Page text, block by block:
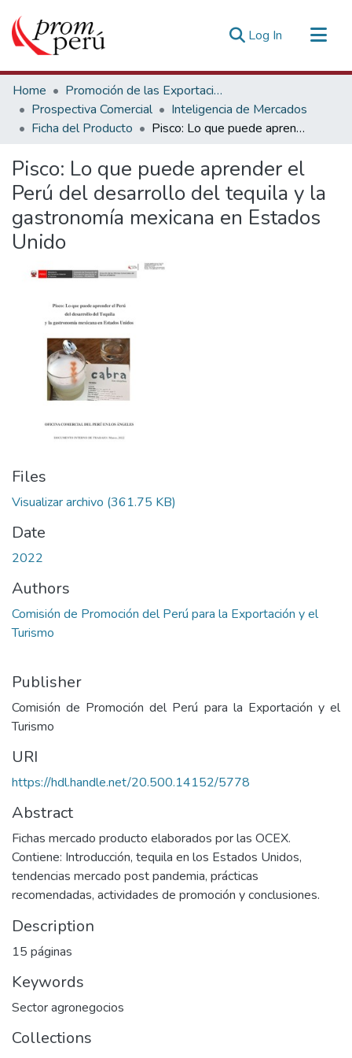
Log In (current)
Communities & Collections
All of DSpace
Statistics
Home
Promoción de las Exportaciones
Prospectiva Comercial
Inteligencia de Mercados
Ficha del Producto
Pisco: Lo que puede aprender el Perú del desarrollo del tequila y la gastronomía mexicana en Estados Unido
Pisco: Lo que puede aprender el
Perú del desarrollo del tequila y la
gastronomía mexicana en Estados
Unido
Files
Visualizar archivo (361.75 KB)
Date
2022
Authors
Comisión de Promoción del Perú para la Exportación y el
Turismo
Publisher
Comisión de Promoción del Perú para la Exportación y el
Turismo
URI
https://hdl.handle.net/20.500.14152/5778
Abstract
Fichas mercado producto elaborados por las OCEX.
Contiene: Introducción, tequila en los Estados Unidos,
tendencias mercado post pandemia, prácticas
recomendadas, actividades de promoción y conclusiones.
Description
15 páginas
Keywords
Sector agronegocios
Collections